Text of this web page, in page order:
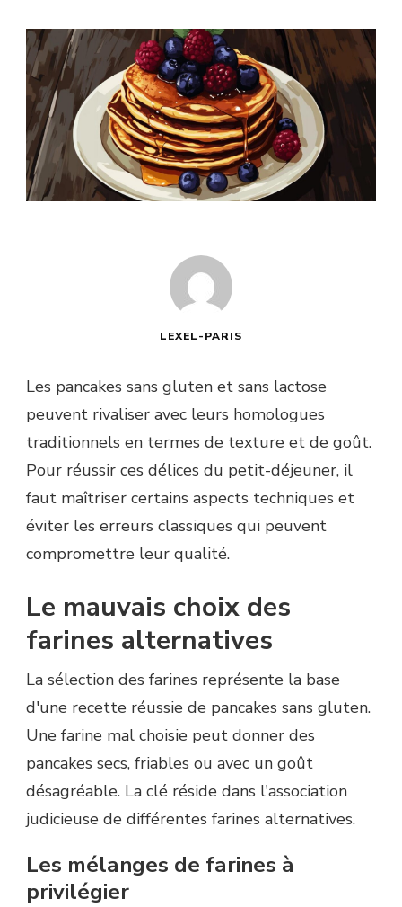
LEXEL-PARIS
Les pancakes sans gluten et sans lactose
peuvent rivaliser avec leurs homologues
traditionnels en termes de texture et de goût.
Pour réussir ces délices du petit-déjeuner, il
faut maîtriser certains aspects techniques et
éviter les erreurs classiques qui peuvent
compromettre leur qualité.
Le mauvais choix des
farines alternatives
La sélection des farines représente la base
d'une recette réussie de pancakes sans gluten.
Une farine mal choisie peut donner des
pancakes secs, friables ou avec un goût
désagréable. La clé réside dans l'association
judicieuse de différentes farines alternatives.
Les mélanges de farines à
privilégier